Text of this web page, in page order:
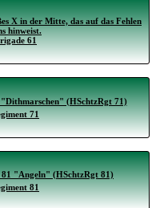
61
71
81